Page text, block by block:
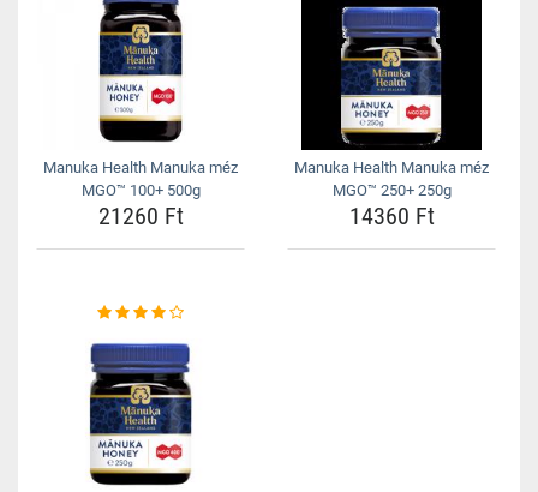
Manuka Health Manuka méz
MGO™ 100+ 500g
21260 Ft
Manuka Health Manuka méz
MGO™ 250+ 250g
14360 Ft